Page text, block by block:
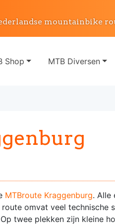
mountainbike
Shop MTB Diversen
MTBroute Kraggenburg. Alle
omvat veel technische
twee plekken zijn kleine